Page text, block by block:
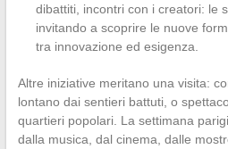
dibattiti, incontri con i creatori: le
invitando a scoprire le nuove
tra innovazione ed esigenza.
Altre iniziative meritano una visita:
lontano dai sentieri battuti, o
quartieri popolari. La settimana
dalla musica, dal cinema, dalle